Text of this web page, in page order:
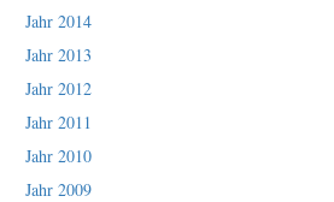
Jahr 2014
Jahr 2013
Jahr 2012
Jahr 2011
Jahr 2010
Jahr 2009